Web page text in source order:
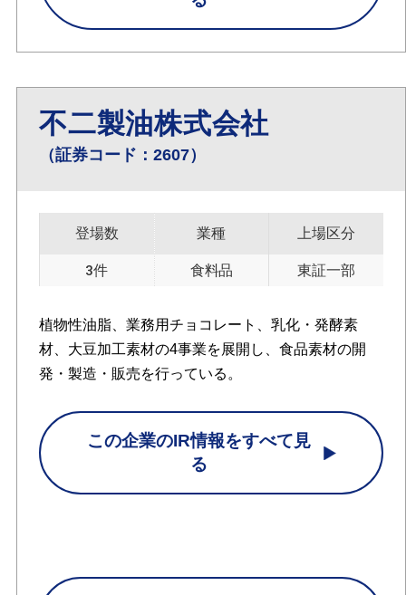
不二製油株式会社
（証券コード：2607）
登場数
3件
業種
食料品
上場区分
東証一部
植物性油脂、業務用チョコレート、乳化・発酵素
材、大豆加工素材の4事業を展開し、食品素材の開
発・製造・販売を行っている。
この企業のIR情報をすべて見
る